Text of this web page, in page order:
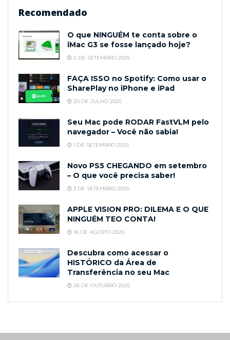
Recomendado
O que NINGUÉM te conta sobre o
iMac G3 se fosse lançado hoje?
2 DE SETEMBRO 2025
FAÇA ISSO no Spotify: Como usar o
SharePlay no iPhone e iPad
20 DE JULHO 2025
Seu Mac pode RODAR FastVLM pelo
navegador – Você não sabia!
1 DE SETEMBRO 2025
Novo PS5 CHEGANDO em setembro
– O que você precisa saber!
3 DE SETEMBRO 2025
APPLE VISION PRO: DILEMA E O QUE
NINGUÉM TEO CONTA!
18 DE AGOSTO 2025
Descubra como acessar o
HISTÓRICO da Área de
Transferência no seu Mac
26 DE OUTUBRO 2025